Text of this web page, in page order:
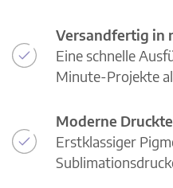
Versandfertig in
Eine schnelle
Minute-Projekte
Moderne
Erstklassiger